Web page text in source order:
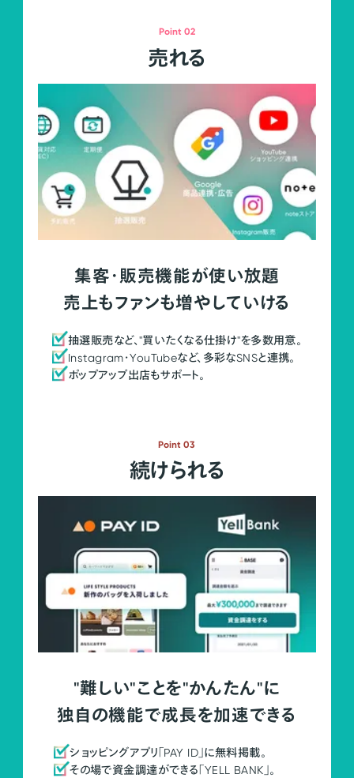
Point 02
売れる
集客・販売機能が使い放題
売上もファンも増やしていける
抽選販売など、"買いたくなる仕掛け"を多数用意。
Instagram・YouTubeなど、多彩なSNSと連携。
ポップアップ出店もサポート。
Point 03
続けられる
"難しい"ことを"かんたん"に
独自の機能で成長を加速できる
ショッピングアプリ「PAY ID」に無料掲載。
その場で資金調達ができる「YELL BANK」。